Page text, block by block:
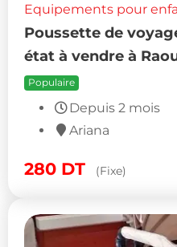
Equipements pour
Poussette de
état à vendre à
Populaire
Depuis 2 mois
Ariana
280 DT (Fixe)